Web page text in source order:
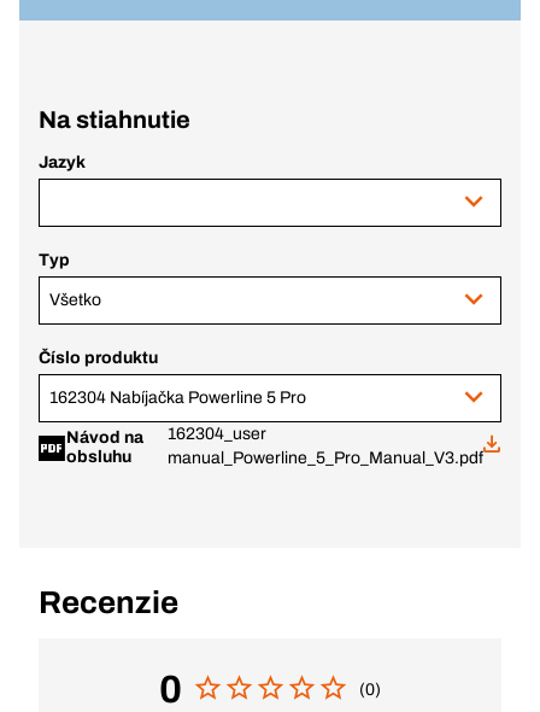
Na stiahnutie
Jazyk
Typ
Všetko
Číslo produktu
162304 Nabíjačka Powerline 5 Pro
Návod na
obsluhu
162304_user
manual_Powerline_5_Pro_Manual_V3.pdf
Recenzie
0 (0)